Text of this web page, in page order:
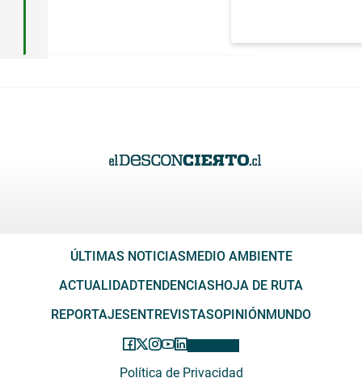
ÚLTIMAS NOTICIASMEDIO AMBIENTE
ACTUALIDADTENDENCIASHOJA DE RUTA
REPORTAJESENTREVISTASOPINIÓNMUNDO
Política de Privacidad